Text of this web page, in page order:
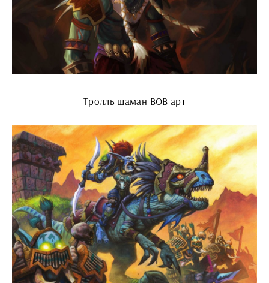
Тролль шаман ВОВ арт